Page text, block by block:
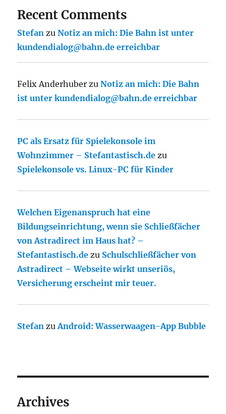
Recent Comments
Stefan zuNotiz an mich: Die Bahn ist unter
kundendialog@bahn.de erreichbar
Felix Anderhuber zuNotiz an mich: Die Bahn
ist unter kundendialog@bahn.de erreichbar
PC als Ersatz für Spielekonsole im
Wohnzimmer – Stefantastisch.de zu
Spielekonsole vs. Linux-PC für Kinder
Welchen Eigenanspruch hat eine
Bildungseinrichtung, wenn sie Schließfächer
von Astradirect im Haus hat? –
Stefantastisch.de zu Schulschließfächer von
Astradirect – Webseite wirkt unseriös,
Versicherung erscheint mir teuer.
Stefan zuAndroid: Wasserwaagen-App Bubble
Archives